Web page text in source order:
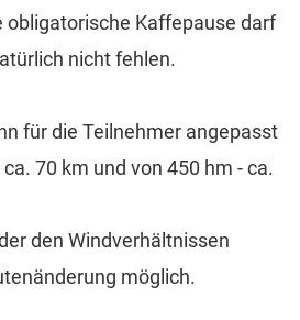
obligatorische Kaffepause darf
nicht fehlen.
für die Teilnehmer angepasst
70 km und von 450 hm - ca.
den Windverhältnissen
möglich.